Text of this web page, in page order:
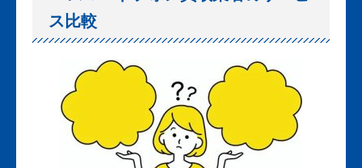
ス比較